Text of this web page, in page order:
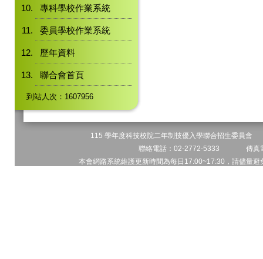
專科學校作業系統
委員學校作業系統
歷年資料
聯合會首頁
到站人次：1607956
115 學年度科技校院二年制技優入學聯合招生委員
聯絡電話：02-2772-5333 傳
本會網路系統維護更新時間為每日17:00~17:30，請儘量